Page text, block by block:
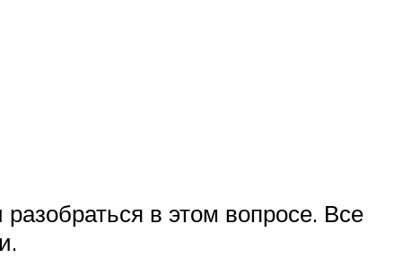
в этом вопросе. Все